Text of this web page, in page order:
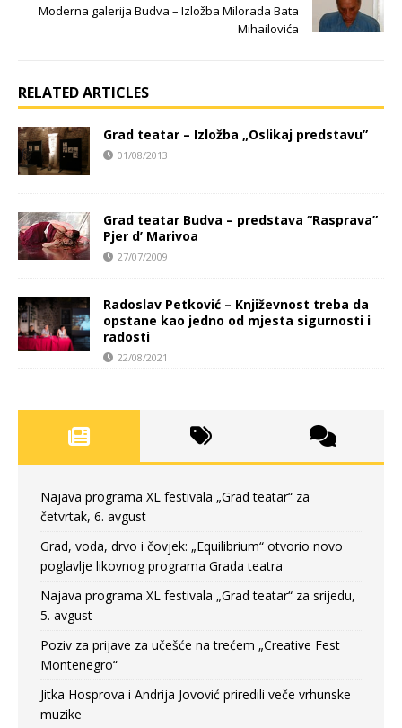
Moderna galerija Budva – Izložba Milorada Bata
Mihailovića
RELATED ARTICLES
Grad teatar – Izložba „Oslikaj predstavu”
01/08/2013
Grad teatar Budva – predstava “Rasprava”
Pjer d’ Marivoa
27/07/2009
Radoslav Petković – Književnost treba da
opstane kao jedno od mjesta sigurnosti i
radosti
22/08/2021
Najava programa XL festivala „Grad teatar“ za
četvrtak, 6. avgust
Grad, voda, drvo i čovjek: „Equilibrium“ otvorio novo
poglavlje likovnog programa Grada teatra
Najava programa XL festivala „Grad teatar“ za srijedu,
5. avgust
Poziv za prijave za učešće na trećem „Creative Fest
Montenegro“
Jitka Hosprova i Andrija Jovović priredili veče vrhunske
muzike